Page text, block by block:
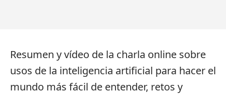
Resumen y vídeo de la charla online sobre
usos de la inteligencia artificial para hacer el
mundo más fácil de entender, retos y